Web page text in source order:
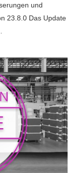
und
23.8.0 Das Update